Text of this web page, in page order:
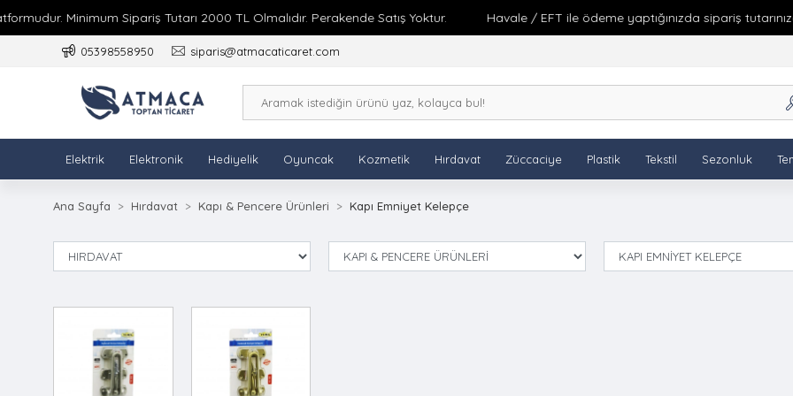
Minimum Sipariş Tutarı 2000 TL Olmalıdır. Perakende Satış Yoktur. Havale / EFT ile ödeme yaptığınızda sipariş
05398558950 siparis@atmacaticaret.com
Elektrik Elektronik Hediyelik Oyuncak Kozmetik Hırdavat Züccaciye Plastik Tekstil Sezonluk
Ana Sayfa Hırdavat Kapı & Pencere Ürünleri Kapı Emniyet Kelepçe